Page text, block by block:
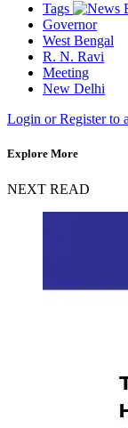
Tags
Governor
West Bengal
R. N. Ravi
Meeting
New Delhi
Login or Register to
Explore More
NEXT READ